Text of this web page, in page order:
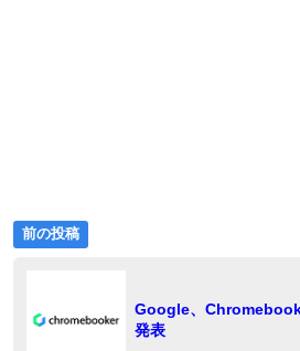
投
ナ
前の投稿
の
Google、
発表